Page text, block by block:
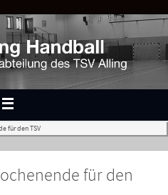
für den TSV
für den